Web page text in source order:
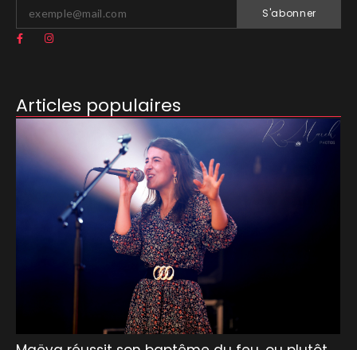
S'abonner
Articles populaires